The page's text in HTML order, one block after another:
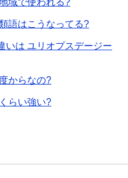
域で使われる?
語はこうなってる?
いは ユリオプスデージー
からなの?
らい強い?